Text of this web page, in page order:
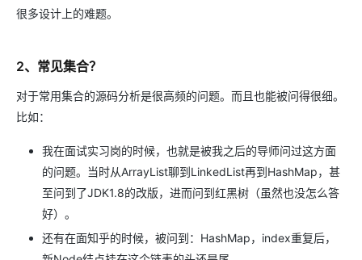
很多设计上的难题。
2、常见集合？
对于常用集合的源码分析是很高频的问题。而且也能被问得很细。
比如：
我在面试实习岗的时候，也就是被我之后的导师问过这方面
的问题。当时从ArrayList聊到LinkedList再到HashMap，甚
至问到了JDK1.8的改版，进而问到红黑树（虽然也没怎么答
好）。
还有在面知乎的时候，被问到：HashMap，index重复后，